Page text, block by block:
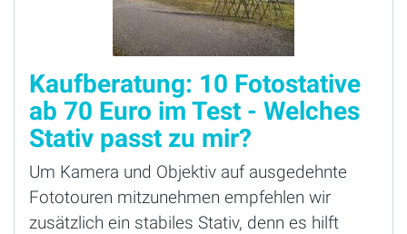
Kaufberatung: 10 Fotostative
ab 70 Euro im Test - Welches
Stativ passt zu mir?
Um Kamera und Objektiv auf ausgedehnte
Fototouren mitzunehmen empfehlen wir
zusätzlich ein stabiles Stativ, denn es hilft